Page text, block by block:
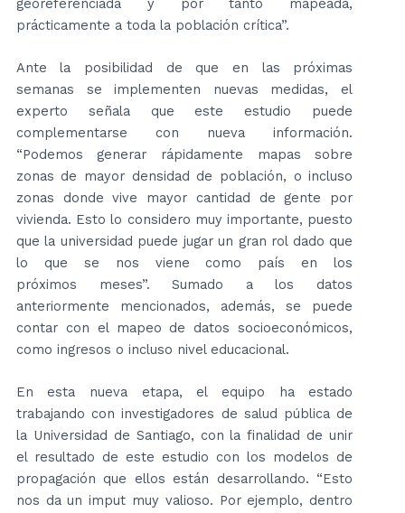
georeferenciada y por tanto mapeada,
prácticamente a toda la población crítica”.
Ante la posibilidad de que en las próximas
semanas se implementen nuevas medidas, el
experto señala que este estudio puede
complementarse con nueva información.
“Podemos generar rápidamente mapas sobre
zonas de mayor densidad de población, o incluso
zonas donde vive mayor cantidad de gente por
vivienda. Esto lo considero muy importante, puesto
que la universidad puede jugar un gran rol dado que
lo que se nos viene como país en los
próximos meses”. Sumado a los datos
anteriormente mencionados, además, se puede
contar con el mapeo de datos socioeconómicos,
como ingresos o incluso nivel educacional.
En esta nueva etapa, el equipo ha estado
trabajando con investigadores de salud pública de
la Universidad de Santiago, con la finalidad de unir
el resultado de este estudio con los modelos de
propagación que ellos están desarrollando. “Esto
nos da un imput muy valioso. Por ejemplo, dentro